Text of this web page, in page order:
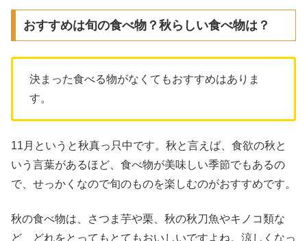
おすすめは旬の食べ物？秋らしい食べ物は？
決まった食べる物がなくてもおすすめはありま
す。
11月というと秋真っ只中です。秋と言えば、食欲の秋と
いう言葉があるほど、食べ物が美味しい季節でもあるの
で、せっかくなので旬のものを楽しむのがおすすめです。
秋の食べ物は、さつま芋や栗、秋の秋刀魚やキノコ類な
ど、どれをとってもとてもおいしいですよね。涼しくなっ